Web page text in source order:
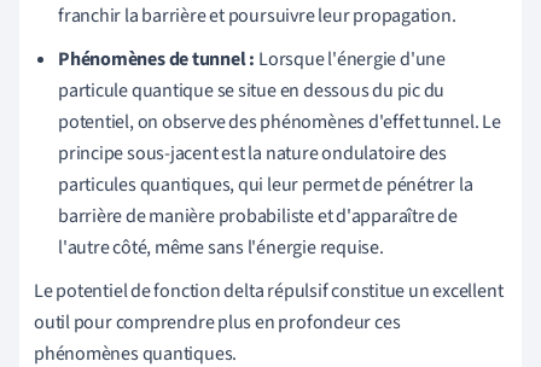
franchir la barrière et poursuivre leur propagation.
Phénomènes de tunnel : Lorsque l'énergie d'une
particule quantique se situe en dessous du pic du
potentiel, on observe des phénomènes d'effet tunnel. Le
principe sous-jacent est la nature ondulatoire des
particules quantiques, qui leur permet de pénétrer la
barrière de manière probabiliste et d'apparaître de
l'autre côté, même sans l'énergie requise.
Le potentiel de fonction delta répulsif constitue un excellent
outil pour comprendre plus en profondeur ces
phénomènes quantiques.